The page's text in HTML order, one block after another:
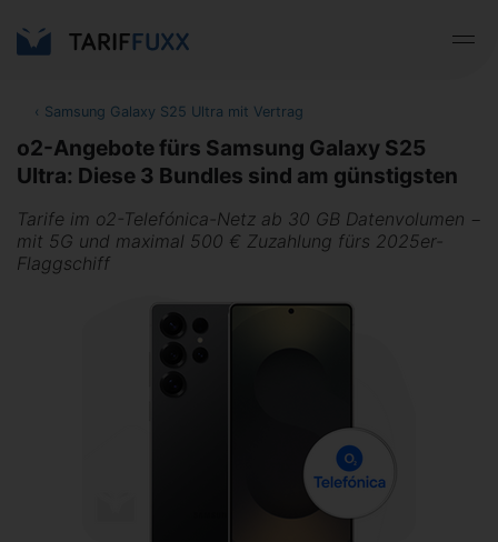
‹ Samsung Galaxy S25 Ultra mit Vertrag
o2-Angebote fürs Samsung Galaxy S25
Ultra: Diese 3 Bundles sind am günstigsten
Tarife im o2-Telefónica-Netz ab 30 GB Datenvolumen −
mit 5G und maximal 500 € Zuzahlung fürs 2025er-
Flaggschiff